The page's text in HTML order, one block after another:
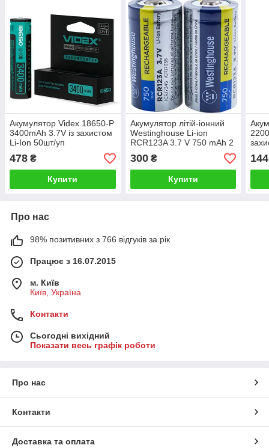
Акумулятор Videx 18650-P
3400mAh 3.7V із захистом
Li-Ion 50шт/уп
478 ₴
Купити
Акумулятор літій-іонний
Westinghouse Li-ion
RCR123A 3.7 V 750 mAh 2
шт.+бокс
300₴
Купити
Про нас
98% позитивних з 766 відгуків за рік
Працює з 16.07.2015
м. Київ
Київ, Україна
Контакти
Сьогодні вихідний
Показати весь графік роботи
Про нас
Контакти
Доставка та оплата